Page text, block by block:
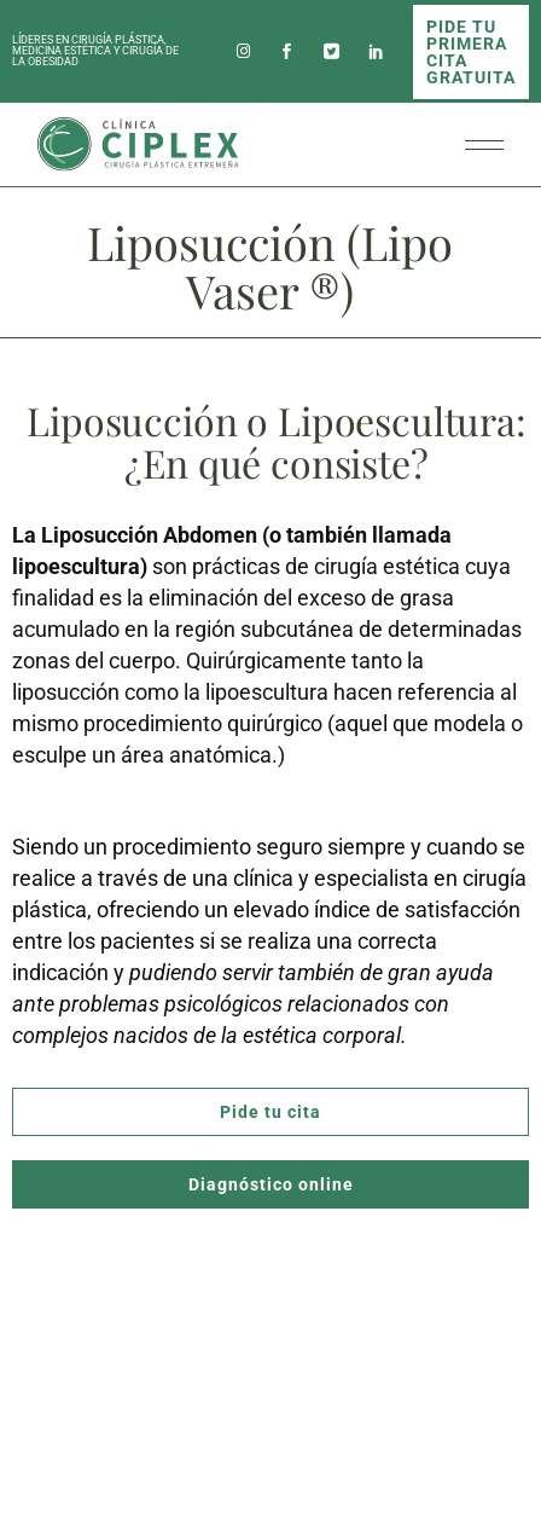
LÍDERES EN CIRUGÍA PLÁSTICA,
MEDICINA ESTÉTICA Y CIRUGÍA DE
LA OBESIDAD
PIDE TU
PRIMERA
CITA
GRATUITA
Liposucción (Lipo
Vaser ®)
Liposucción o Lipoescultura:
¿En qué consiste?
La Liposucción Abdomen (o también llamada
lipoescultura) son prácticas de cirugía estética cuya
finalidad es la eliminación del exceso de grasa
acumulado en la región subcutánea de determinadas
zonas del cuerpo. Quirúrgicamente tanto la
liposucción como la lipoescultura hacen referencia al
mismo procedimiento quirúrgico (aquel que modela o
esculpe un área anatómica.)
Siendo un procedimiento seguro siempre y cuando se
realice a través de una clínica y especialista en cirugía
plástica, ofreciendo un elevado índice de satisfacción
entre los pacientes si se realiza una correcta
indicación ypudiendo servir también de gran ayuda
ante problemas psicológicos relacionados con
complejos nacidos de la estética corporal.
Pide tu cita
Diagnóstico online